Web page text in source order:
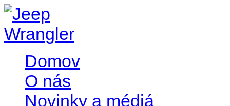
Domov
O nás
Novinky a médiá